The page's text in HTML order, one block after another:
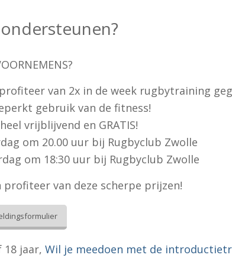
van 2x in de week rugbytraining
gebruik van de fitness!
vrijblijvend en GRATIS!
om 20.00 uur bij Rugbyclub Zwolle
om 18:30 uur bij Rugbyclub Zwolle
van deze scherpe prijzen!
jaar, Wil je meedoen met de